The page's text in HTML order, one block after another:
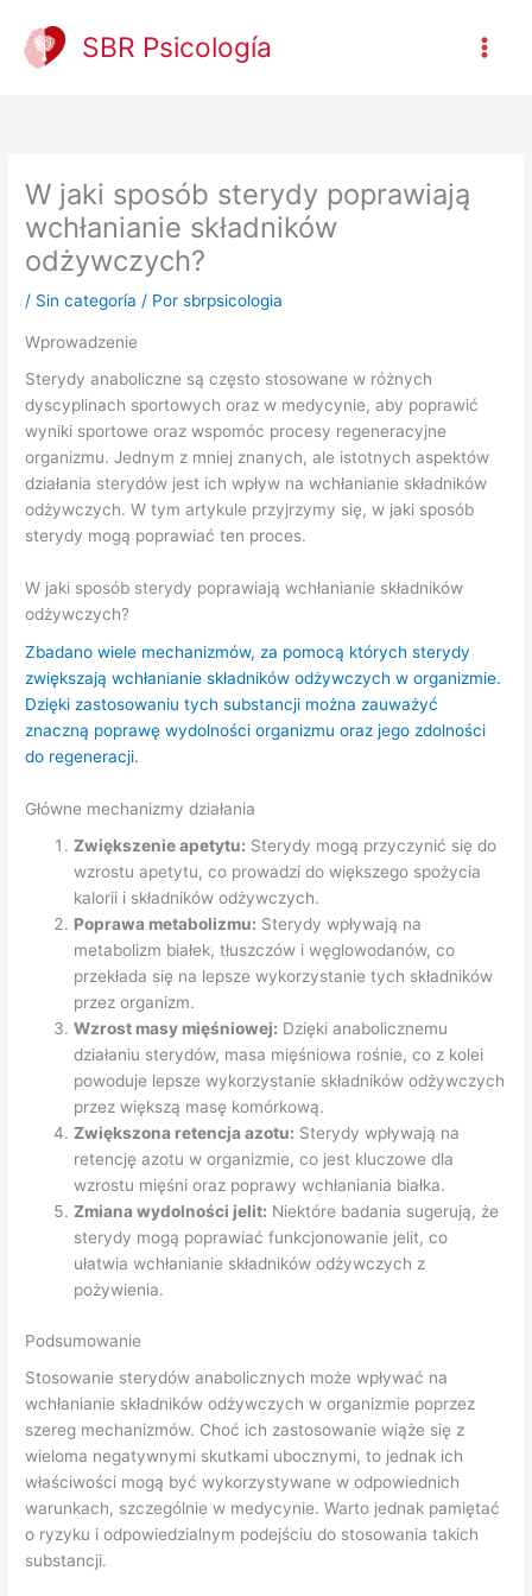
contenido
SBR Psicología
W jaki sposób sterydy poprawiają
wchłanianie składników
odżywczych?
/ Sin categoría / Porsbrpsicologia
Wprowadzenie
Sterydy anaboliczne są często stosowane w różnych
dyscyplinach sportowych oraz w medycynie, aby poprawić
wyniki sportowe oraz wspomóc procesy regeneracyjne
organizmu. Jednym z mniej znanych, ale istotnych aspektów
działania sterydów jest ich wpływ na wchłanianie składników
odżywczych. W tym artykule przyjrzymy się, w jaki sposób
sterydy mogą poprawiać ten proces.
W jaki sposób sterydy poprawiają wchłanianie składników
odżywczych?
Zbadano wiele mechanizmów, za pomocą których sterydy
zwiększają wchłanianie składników odżywczych w organizmie.
Dzięki zastosowaniu tych substancji można zauważyć
znaczną poprawę wydolności organizmu oraz jego zdolności
do regeneracji.
Główne mechanizmy działania
Zwiększenie apetytu: Sterydy mogą przyczynić się do
wzrostu apetytu, co prowadzi do większego spożycia
kalorii i składników odżywczych.
Poprawa metabolizmu: Sterydy wpływają na
metabolizm białek, tłuszczów i węglowodanów, co
przekłada się na lepsze wykorzystanie tych składników
przez organizm.
Wzrost masy mięśniowej: Dzięki anabolicznemu
działaniu sterydów, masa mięśniowa rośnie, co z kolei
powoduje lepsze wykorzystanie składników odżywczych
przez większą masę komórkową.
Zwiększona retencja azotu: Sterydy wpływają na
retencję azotu w organizmie, co jest kluczowe dla
wzrostu mięśni oraz poprawy wchłaniania białka.
Zmiana wydolności jelit: Niektóre badania sugerują, że
sterydy mogą poprawiać funkcjonowanie jelit, co
ułatwia wchłanianie składników odżywczych z
pożywienia.
Podsumowanie
Stosowanie sterydów anabolicznych może wpływać na
wchłanianie składników odżywczych w organizmie poprzez
szereg mechanizmów. Choć ich zastosowanie wiąże się z
wieloma negatywnymi skutkami ubocznymi, to jednak ich
właściwości mogą być wykorzystywane w odpowiednich
warunkach, szczególnie w medycynie. Warto jednak pamiętać
o ryzyku i odpowiedzialnym podejściu do stosowania takich
substancji.